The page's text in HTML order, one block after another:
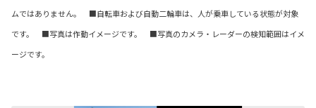
ムではありません。 ■自転車および自動二輪車は、人が乗車している状態が対象
です。 ■写真は作動イメージです。 ■写真のカメラ・レーダーの検知範囲はイメ
ージです。